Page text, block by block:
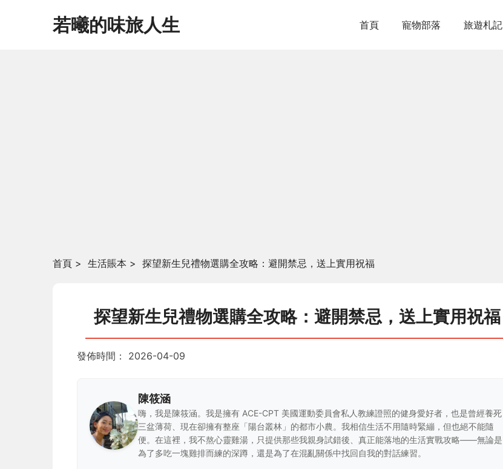
若曦的味旅人生 首頁 寵物部落 旅遊札記
首頁 > 生活賬本 > 探望新生兒禮物選購全攻略：避開禁忌，送上實用祝福
探望新生兒禮物選購全攻略：避開禁忌，送上實用祝福
發佈時間： 2026-04-09
陳筱涵
嗨，我是陳筱涵。我是擁有 ACE-CPT 美國運動委員會私人教練證照的健身愛好者，也是曾經養死
三盆薄荷、現在卻擁有整座「陽台叢林」的都市小農。我相信生活不用隨時緊繃，但也絕不能隨
便。在這裡，我不熬心靈雞湯，只提供那些我親身試錯後、真正能落地的生活實戰攻略——無論是
為了多吃一塊雞排而練的深蹲，還是為了在混亂關係中找回自我的對話練習。